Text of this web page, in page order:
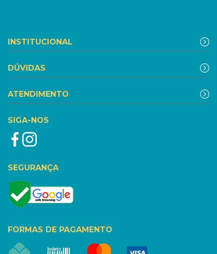
INSTITUCIONAL
DÚVIDAS
ATENDIMENTO
SIGA-NOS
SEGURANÇA
FORMAS DE PAGAMENTO